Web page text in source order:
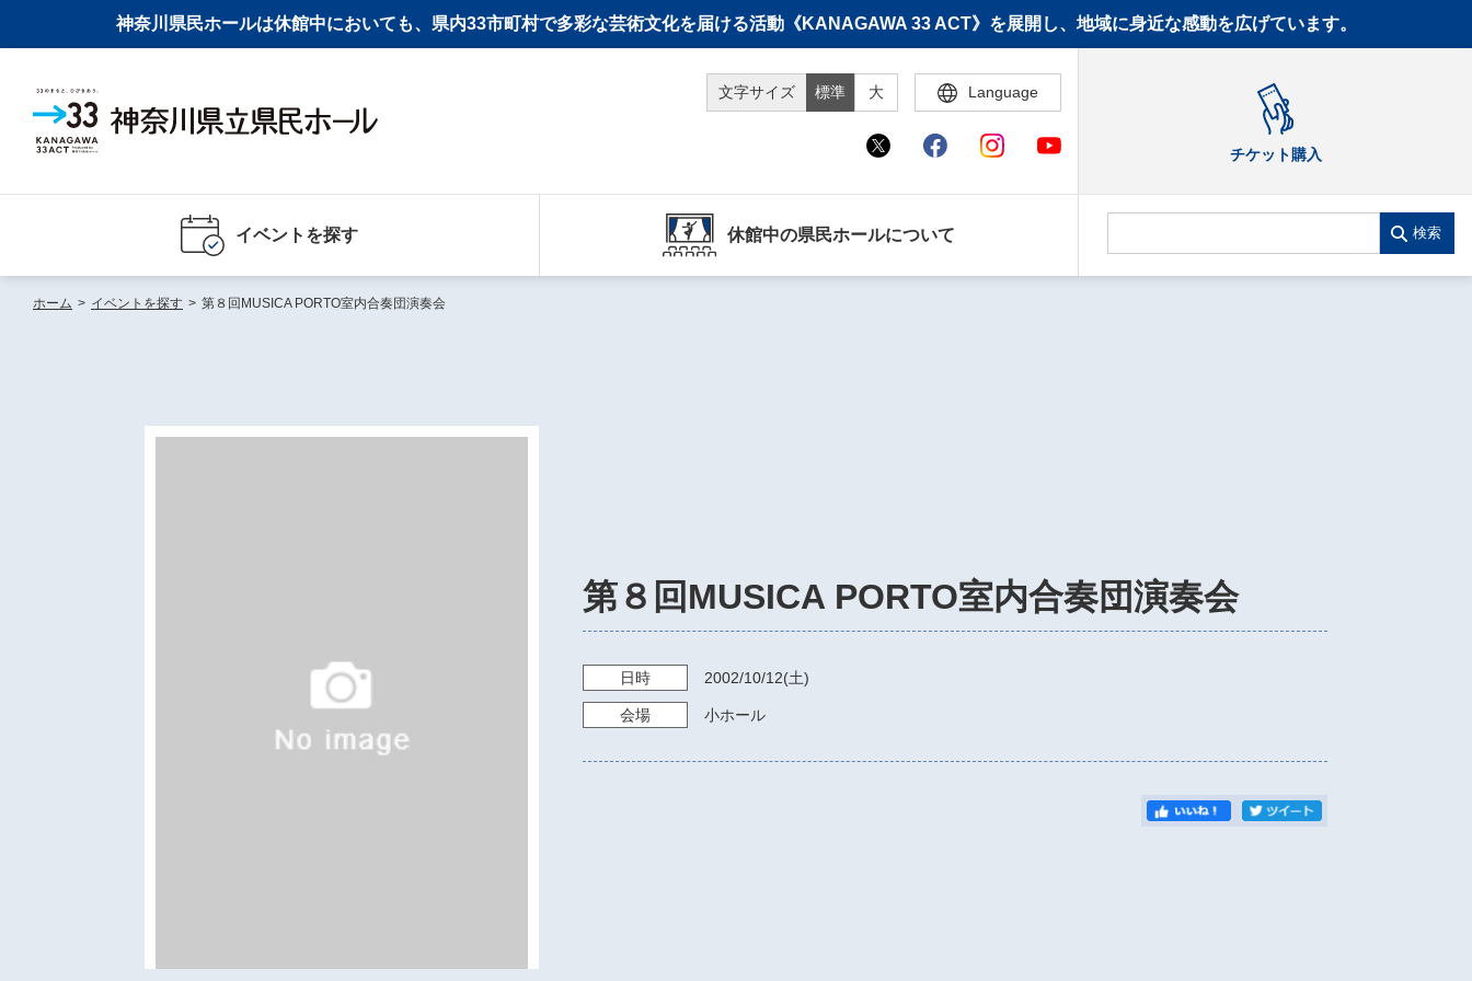
神奈川県民ホールは休館中においても、県内33市町村で多彩な芸術文化を届ける活動《KANAGAWA 33 ACT》を展開し、地域に身近な感動を広げています。
文字サイズ 標準 大 Language
チケット購入
イベントを探す 休館中の県民ホールについて 検索
ホーム > イベントを探す > 第８回MUSICA PORTO室内合奏団演奏会
第８回MUSICA PORTO室内合奏団演奏会
日時 2002/10/12(土)
会場 小ホール